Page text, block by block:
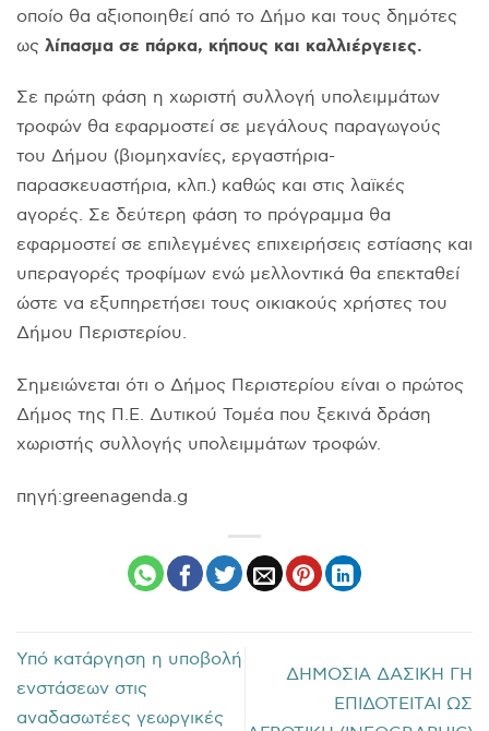
οποίο θα αξιοποιηθεί από το Δήμο και τους δημότες
ως λίπασμα σε πάρκα, κήπους και καλλιέργειες.
Σε πρώτη φάση η χωριστή συλλογή υπολειμμάτων
τροφών θα εφαρμοστεί σε μεγάλους παραγωγούς
του Δήμου (βιομηχανίες, εργαστήρια-
παρασκευαστήρια, κλπ.) καθώς και στις λαϊκές
αγορές. Σε δεύτερη φάση το πρόγραμμα θα
εφαρμοστεί σε επιλεγμένες επιχειρήσεις εστίασης και
υπεραγορές τροφίμων ενώ μελλοντικά θα επεκταθεί
ώστε να εξυπηρετήσει τους οικιακούς χρήστες του
Δήμου Περιστερίου.
Σημειώνεται ότι ο Δήμος Περιστερίου είναι ο πρώτος
Δήμος της Π.Ε. Δυτικού Τομέα που ξεκινά δράση
χωριστής συλλογής υπολειμμάτων τροφών.
πηγή:greenagenda.g
Υπό κατάργηση η υποβολή
ενστάσεων στις
αναδασωτέες γεωργικές
ΔΗΜΟΣΙΑ ΔΑΣΙΚΗ ΓΗ
ΕΠΙΔΟΤΕΙΤΑΙ ΩΣ